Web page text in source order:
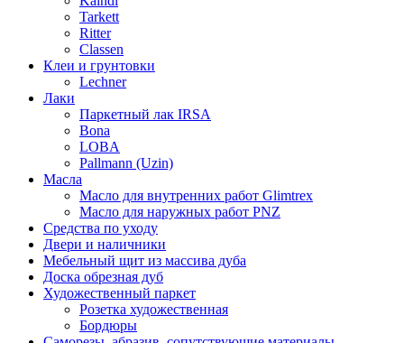
Tarkett
Ritter
Classen
Клеи и грунтовки
Lechner
Лаки
Паркетный лак IRSA
Bona
LOBA
Pallmann (Uzin)
Масла
Масло для внутренних работ Glimtrex
Масло для наружных работ PNZ
Средства по уходу
Двери и наличники
Мебельный щит из массива дуба
Доска обрезная дуб
Художественный паркет
Розетка художественная
Бордюры